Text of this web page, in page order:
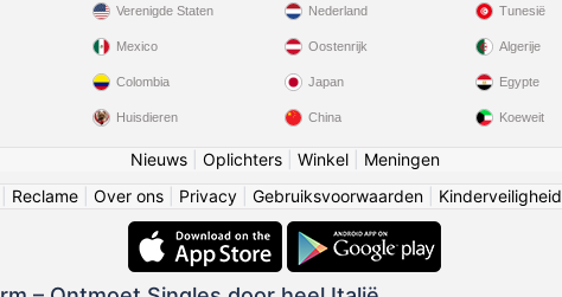
Verenigde Staten
Mexico
Colombia
Huisdieren
Nederland
Oostenrijk
Japan
China
Tunesië
Algerije
Egypte
Koeweit
Nieuws| Oplichters| Winkel| Meningen
Reclame Over ons Privacy Gebruiksvoorwaarden Kinderveiligheid